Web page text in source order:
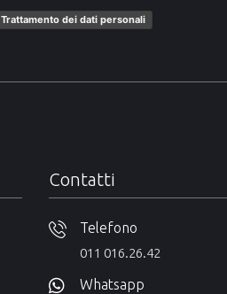
Trattamento dei dati personali
Contatti
Telefono
011 016.26.42
Whatsapp